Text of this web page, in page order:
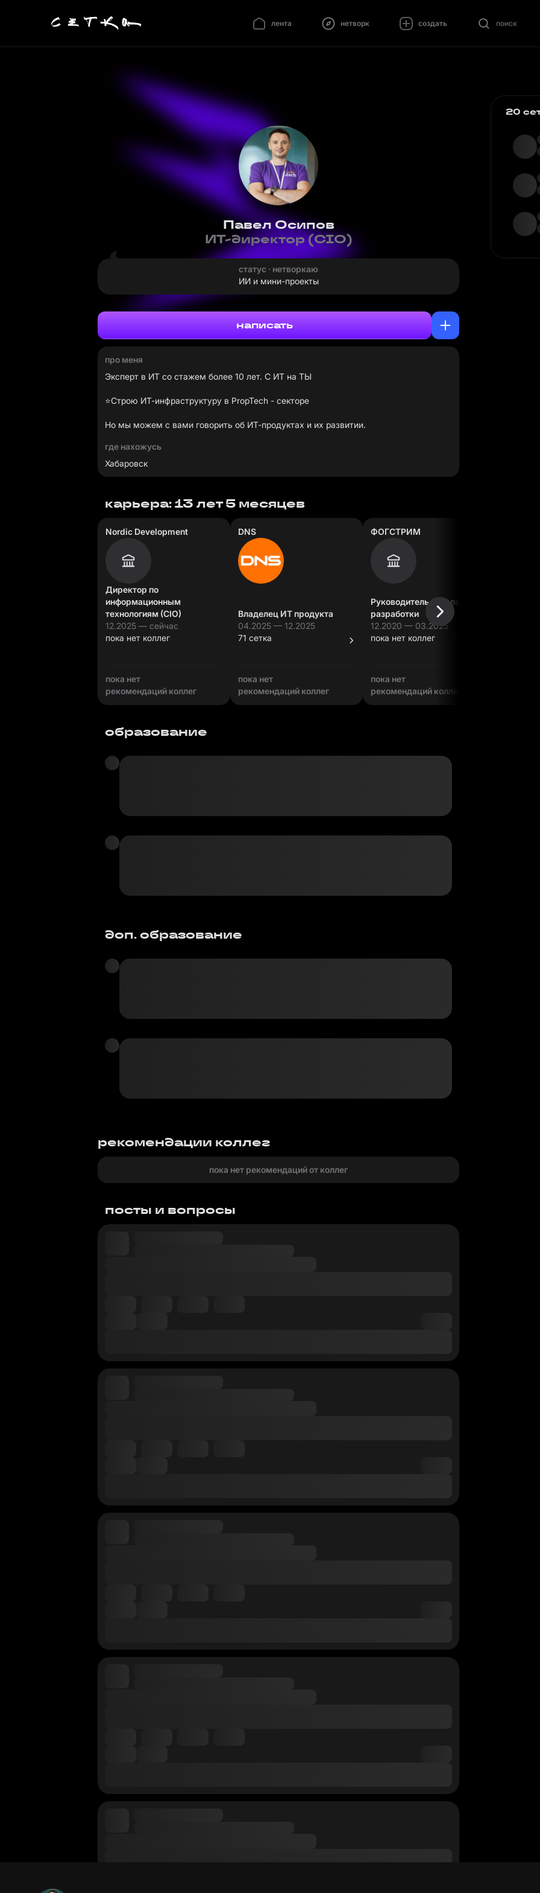
лента нетворк создать поиск
Павел Осипов
ИТ-директор (CIO)
статус · нетворкаю
ИИ и мини-проекты
написать
про меня
Эксперт в ИТ со стажем более 10 лет. С ИТ на ТЫ
⭐️Строю ИТ-инфраструктуру в PropTech - секторе
Но мы можем с вами говорить об ИТ-продуктах и их развитии.
где нахожусь
Хабаровск
карьера: 13 лет 5 месяцев
Nordic Development
Директор по
информационным
технологиям (CIO)
12.2025 — сейчас
пока нет коллег
пока нет
рекомендаций коллег
DNS
Владелец ИТ продукта
04.2025 — 12.2025
71 сетка
пока нет
рекомендаций коллег
ФОГСТРИМ
Руководитель отдела
разработки
12.2020 — 03.2025
пока нет коллег
пока нет
рекомендаций коллег
образование
доп. образование
рекомендации коллег
пока нет рекомендаций от коллег
посты и вопросы
20